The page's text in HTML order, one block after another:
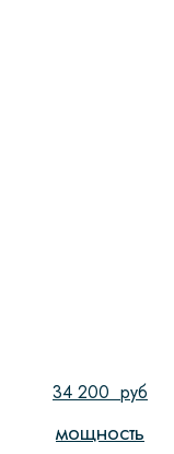
34 200 руб
мощность